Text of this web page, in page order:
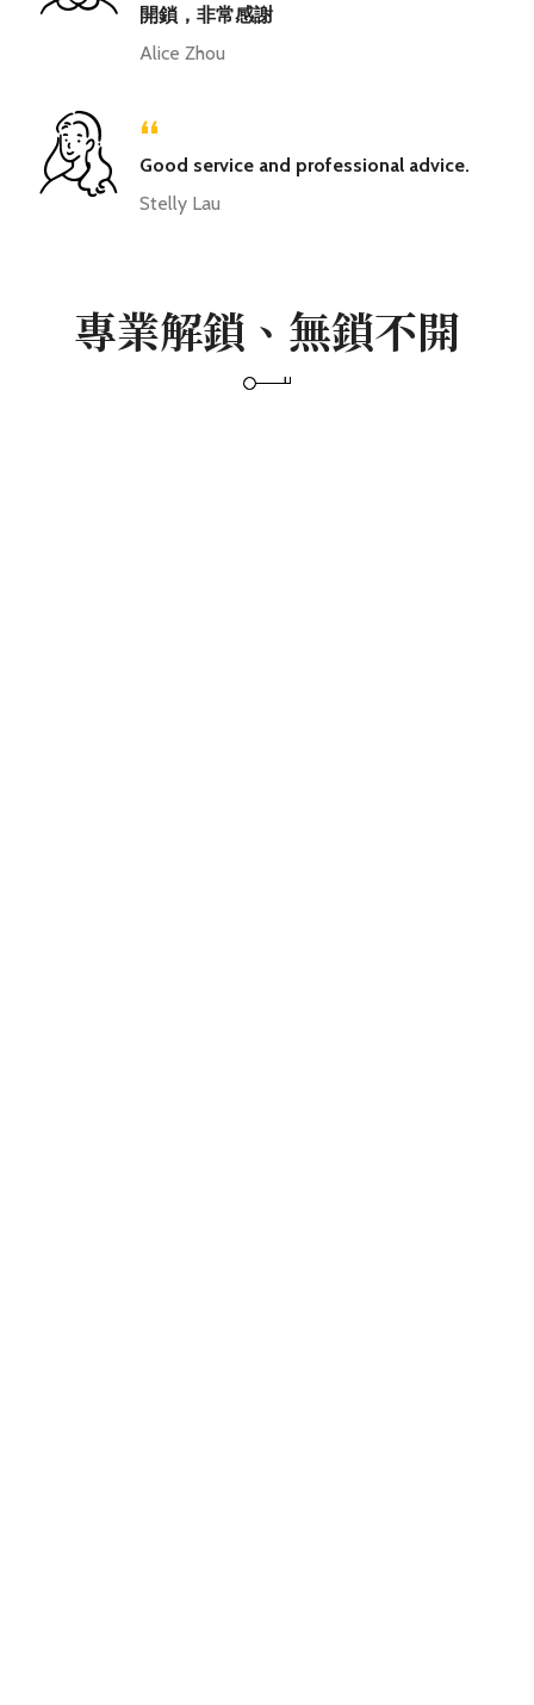
開鎖，非常感謝
Alice Zhou
“
Good service and professional advice.
Stelly Lau
專業解鎖、無鎖不開